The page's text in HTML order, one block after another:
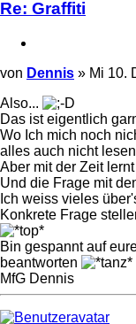
Re: Graffiti
Beitrag
von Dennis » Mi 10.
Also...
Das ist eigentlich
Wo Ich mich noch
alles auch nicht lesen
Aber mit der Zeit
Und die Frage mit
Ich weiss vieles
Konkrete Frage
Bin gespannt auf
beantworten
MfG Dennis
Nach
oben